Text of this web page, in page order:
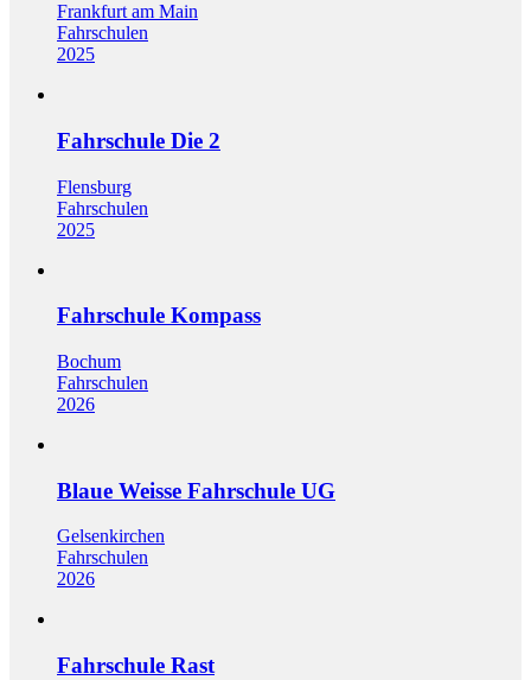
Frankfurt am Main
Fahrschulen
2025
Fahrschule Die 2
Flensburg
Fahrschulen
2025
Fahrschule Kompass
Bochum
Fahrschulen
2026
Blaue Weisse Fahrschule UG
Gelsenkirchen
Fahrschulen
2026
Fahrschule Rast